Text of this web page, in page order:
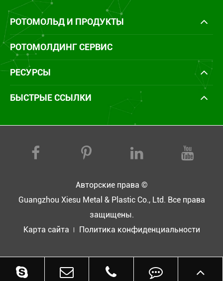
РОТОМОЛЬД И ПРОДУКТЫ
РОТОМОЛДИНГ СЕРВИС
РЕСУРСЫ
БЫСТРЫЕ ССЫЛКИ
Авторские права ©
Guangzhou Xiesu Metal & Plastic Co., Ltd. Все права
защищены.
Карта сайта
Политика конфиденциальности